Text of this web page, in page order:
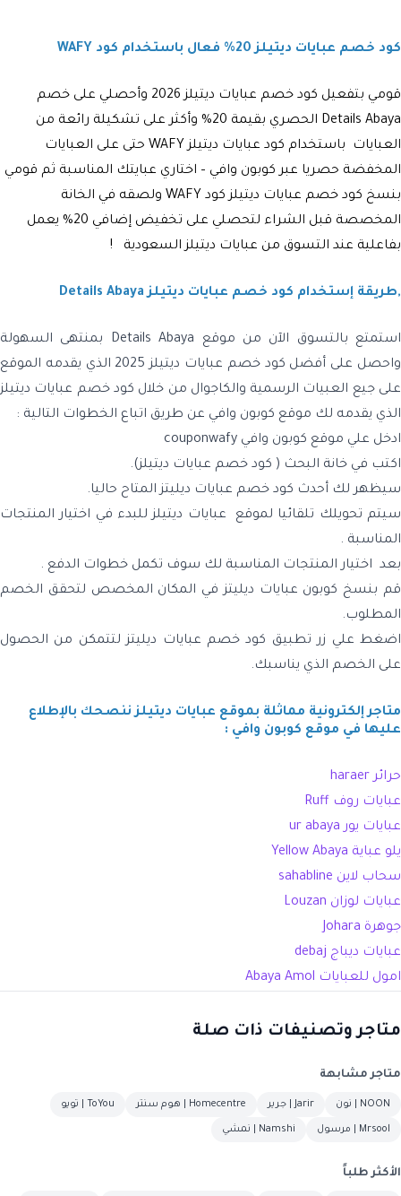
كود خصم عبايات ديتيلز 20% فعال باستخدام كود WAFY
قومي بتفعيل كود خصم عبايات ديتيلز 2026
وأحصلي على خصم
Details Abaya
الحصري بقيمة 20% وأكثر على تشكيلة رائعة من
العبايات باستخدام كود عبايات ديتيلز
WAFY حتى على العبايات
المخفضة حصريا عبر كوبون وافي – اختاري عبايتك المناسبة ثم قومي
بنسخ كود خصم عبايات ديتيلز كود WAFY ولصقه في الخانة
المخصصة قبل الشراء لتحصلي على تخفيض إضافي 20% يعمل
بفاعلية عند التسوق من عبايات ديتيلز السعودية !
,طريقة إستخدام كود خصم عبايات ديتيلز Details Abaya
استمتع بالتسوق الآن من موقع Details Abaya بمنتهى السهولة
واحصل على أفضل كود خصم عبايات ديتيلز 2025 الذي يقدمه الموقع
على جيع العبيات الرسمية والكاجوال من خلال كود خصم عبايات ديتيلز
الذي يقدمه لك موقع كوبون وافي عن طريق اتباع الخطوات التالية :
ادخل علي موقع كوبون وافي couponwafy
اكتب في خانة البحث ( كود خصم عبايات ديتيلز).
سيظهر لك أحدث كود خصم عبايات ديليتز المتاح حاليا.
سيتم تحويلك تلقائيا لموقع عبايات ديتيلز للبدء في اختيار المنتجات
المناسبة .
بعد اختيار المنتجات المناسبة لك سوف تكمل خطوات الدفع .
قم بنسخ كوبون عبايات ديليتز في المكان المخصص لتحقق الخصم
المطلوب.
اضغط علي زر تطبيق كود خصم عبايات ديليتز لتتمكن من الحصول
على الخصم الذي يناسبك.
متاجر إلكترونية مماثلة بموقع عبايات ديتيلز ننصحك بالإطلاع
عليها في موقع كوبون وافي :
حرائر haraer
عبايات روف Ruff
عبايات يور ur abaya
يلو عباية Yellow Abaya
سحاب لاين sahabline
عبايات لوزان Louzan
جوهرة Johara
عبايات ديباج debaj
امول للعبايات Abaya Amol
متاجر وتصنيفات ذات صلة
متاجر مشابهة
NOON | نون Jarir | جرير Homecentre | هوم سنتر ToYou | تويو
Mrsool | مرسول Namshi | نمشي
الأكثر طلباً